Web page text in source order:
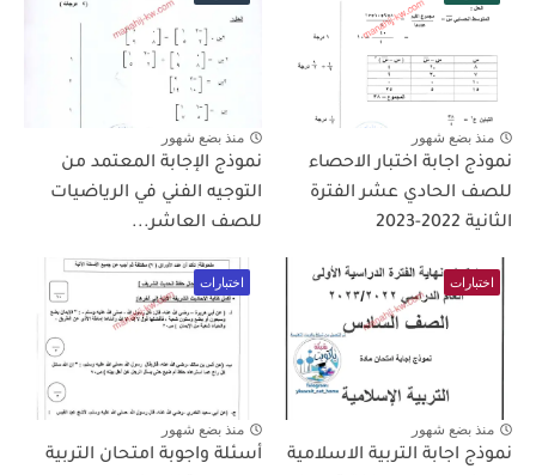
منذ بضع شهور
نموذج اجابة اختبار الاحصاء
للصف الحادي عشر الفترة
الثانية 2022-2023
منذ بضع شهور
نموذج الإجابة المعتمد من
التوجيه الفني في الرياضيات
للصف العاشر...
اختبارات
منذ بضع شهور
نموذج اجابة التربية الاسلامية
اختبارات
منذ بضع شهور
أسئلة واجوبة امتحان التربية